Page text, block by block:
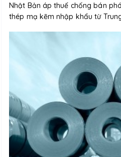
Nhật Bản áp thuế chống bán
thép mạ kẽm nhập khẩu từ